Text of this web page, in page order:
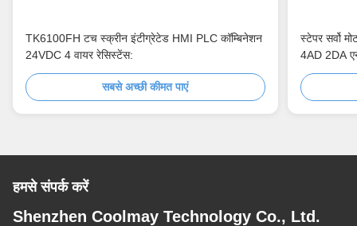
TK6100FH टच स्क्रीन इंटीग्रेटेड HMI PLC कॉम्बिनेशन
24VDC 4 वायर रेसिस्टेंस:
सबसे अच्छी कीमत पाएं
स्टेपर सर्वो
4AD 2DA
हमसे संपर्क करें
Shenzhen Coolmay Technology Co., Ltd.